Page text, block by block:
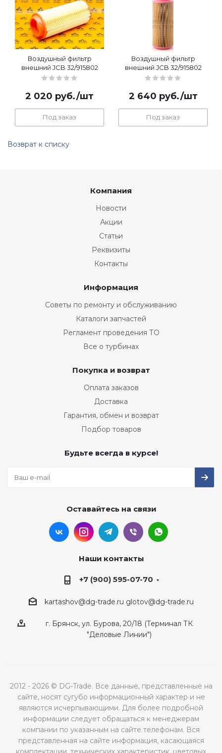
Воздушный фильтр
внешний JCB 32/915802
2 020 руб./шт
Под заказ
Воздушный фильтр
внешний JCB 32/915802
2 640 руб./шт
Под заказ
Возврат к списку
Компания
Новости
Акции
Статьи
Реквизиты
Контакты
Информация
Советы по ремонту и обслуживанию
Каталоги запчастей
Регламент проведения ТО
Все о турбинах
Покупка и возврат
Оплата заказов
Доставка
Гарантия, обмен и возврат
Подбор товаров
Будьте всегда в курсе!
Оставайтесь на связи
Наши контакты
+7 (900) 595-07-70
kartashov@dg-trade.ru glotov@dg-trade.ru
г. Брянск, ул. Бурова, 20/18 (Терминал ТК
"Деловые Линии")
2012 - 2026 © DG-Trade. Все данные, представленные на
сайте, носят сугубо информационный характер и не
являются исчерпывающими. Для более подробной
информации следует обращаться к менеджерам
компании по указанным на сайте телефонам. Вся
представленная на сайте информация, касающаяся